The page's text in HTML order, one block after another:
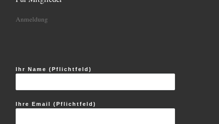
Anmeldung
Ihr Name (Pflichtfeld)
Ihre Email (Pflichtfeld)